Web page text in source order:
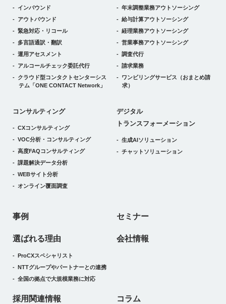
インバウンド
アウトバウンド
緊急対応・リコール
多言語通訳・翻訳
運用アセスメント
アルコールチェック委託代行
クラウド型コンタクトセンターシス
テム 「ONE CONTACT Network」
年末調整業務アウトソーシング
給与計算アウトソーシング
経理業務アウトソーシング
営業事務アウトソーシング
調査代行
請求業務
ワンビリングサービス （おまとめ請
求）
コンサルティング
CXコンサルティング
VOC分析・コンサルティング
高度FAQコンサルティング
課題解決データ分析
WEBサイト分析
オンライン覆面調査
デジタルトランスフォーメーション
デジタル
トランスフォーメーション
生成AIソリューション
チャットソリューション
事例 セミナー
選ばれる理由
ProCXスペシャリスト
NTTグループやパートナーとの連携
全国の拠点で大規模業務に対応
会社情報
採用関連情報 コラム